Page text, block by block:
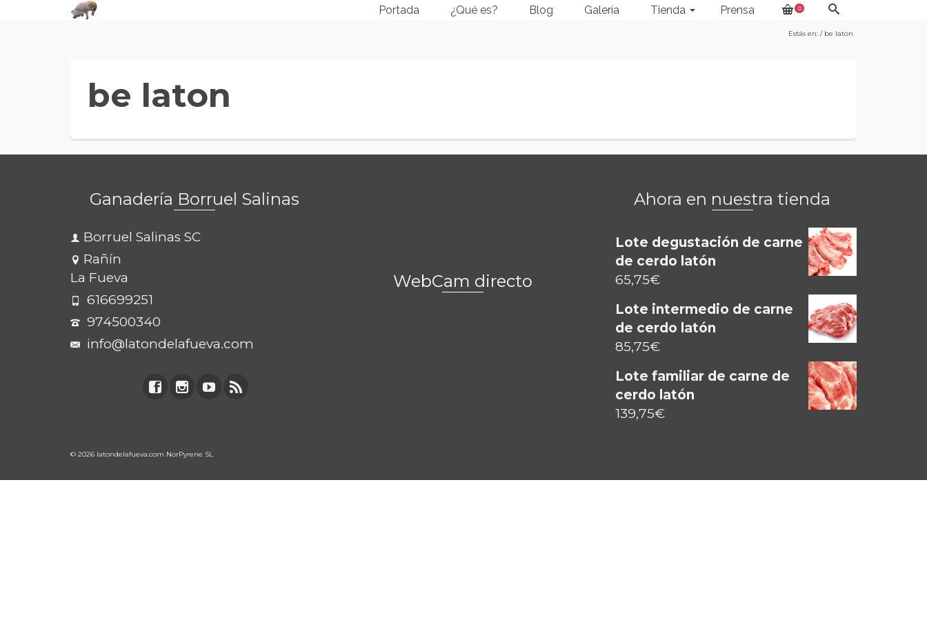
Portada ¿Qué es? Blog Galería Tienda Prensa 0
Estás en: / be laton
be laton
Ganadería Borruel Salinas
Borruel Salinas SC
Rañín
La Fueva
616699251
974500340
info@latondelafueva.com
WebCam directo
Ahora en nuestra tienda
Lote degustación de carne
de cerdo latón
65,75€
Lote intermedio de carne
de cerdo latón
85,75€
Lote familiar de carne de
cerdo latón
139,75€
© 2026 latondelafueva.com NorPyrene SL